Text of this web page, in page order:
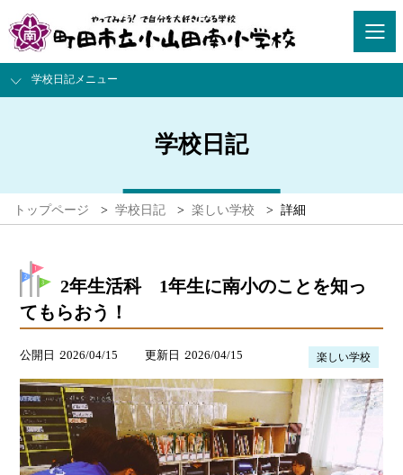
学校日記メニュー
学校日記
トップページ > 学校日記 > 楽しい学校 > 詳細
2年生活科 1年生に南小のことを知っ
てもらおう！
公開日 2026/04/15 更新日 2026/04/15 楽しい学校